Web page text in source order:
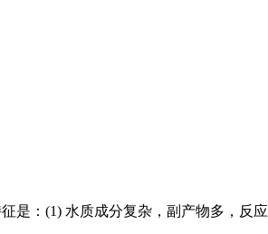
是：(1) 水质成分复杂，副产物多，反